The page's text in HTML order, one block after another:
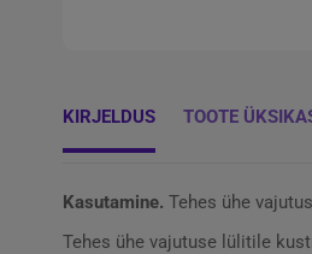
KIRJELDUS TOOTE
Kasutamine. Tehes ühe
Tehes ühe vajutuse lülitile